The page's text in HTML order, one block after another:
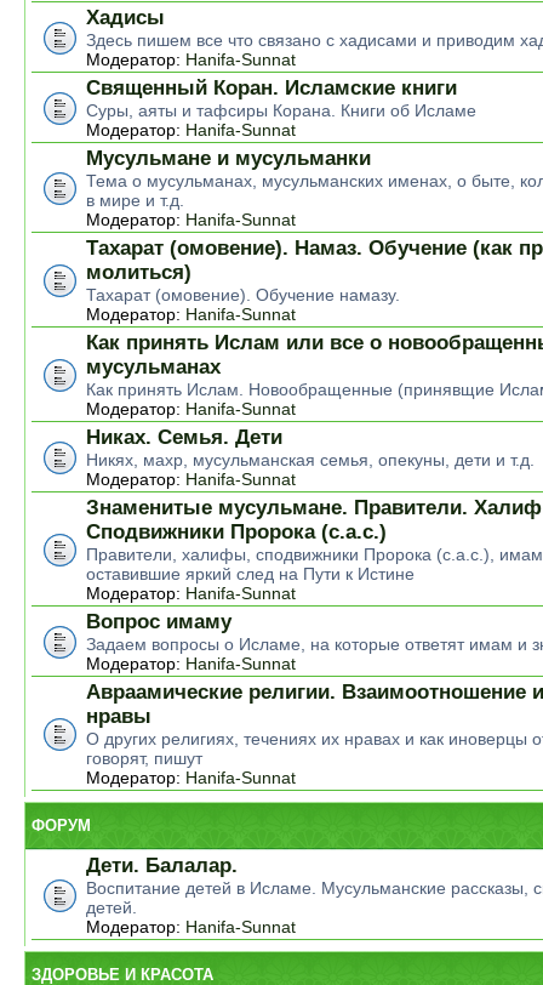
Хадисы
Здесь пишем все что связано с хадисами и приводим
Модератор: Hanifa-Sunnat
Священный Коран. Исламские книги
Суры, аяты и тафсиры Корана. Книги об Исламе
Модератор: Hanifa-Sunnat
Мусульмане и мусульманки
Тема о мусульманах, мусульманских именах, о быте,
в мире и т.д.
Модератор: Hanifa-Sunnat
Тахарат (омовение). Намаз. Обучение (как
молиться)
Тахарат (омовение). Обучение намазу.
Модератор: Hanifa-Sunnat
Как принять Ислам или все о
мусульманах
Как принять Ислам. Новообращенные (принявщие
Модератор: Hanifa-Sunnat
Никах. Семья. Дети
Никях, махр, мусульманская семья, опекуны, дети и т.д.
Модератор: Hanifa-Sunnat
Знаменитые мусульмане. Правители.
Сподвижники Пророка (с.а.с.)
Правители, халифы, сподвижники Пророка (с.а.с.),
оставившие яркий след на Пути к Истине
Модератор: Hanifa-Sunnat
Вопрос имаму
Задаем вопросы о Исламе, на которые ответят имам и
Модератор: Hanifa-Sunnat
Авраамические религии. Взаимоотношение
нравы
О других религиях, течениях их нравах и как иноверцы
говорят, пишут
Модератор: Hanifa-Sunnat
ФОРУМ
Дети. Балалар.
Воспитание детей в Исламе. Мусульманские рассказы,
детей.
Модератор: Hanifa-Sunnat
ЗДОРОВЬЕ И КРАСОТА